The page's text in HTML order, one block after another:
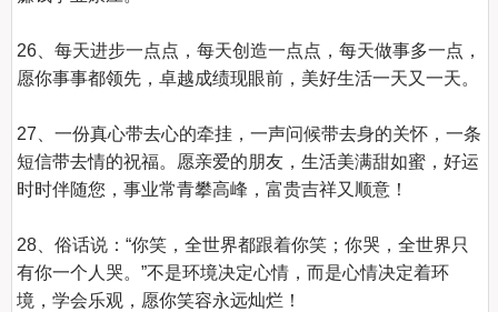
26、每天进步一点点，每天创造一点点，每天做事多一点，
愿你事事都领先，卓越成绩现眼前，美好生活一天又一天。
27、一份真心带去心的牵挂，一声问候带去身的关怀，一条
短信带去情的祝福。愿亲爱的朋友，生活美满甜如蜜，好运
时时伴随您，事业常青攀高峰，富贵吉祥又顺意！
28、俗话说：“你笑，全世界都跟着你笑；你哭，全世界只
有你一个人哭。”不是环境决定心情，而是心情决定着环
境，学会乐观，愿你笑容永远灿烂！